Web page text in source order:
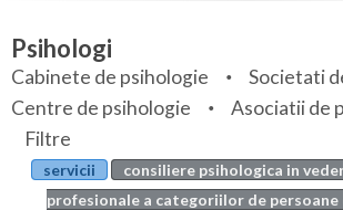
Bihor
Bistrita-Nasaud
Botosani
Braila
Specialitati
Servicii
Articole
Evenimente
Psihologi
Cabinete de psihologie
Societati
Centre de psihologie
Asociatii de
Filtre
servicii
consiliere psihologica in
profesionale a categoriilor de